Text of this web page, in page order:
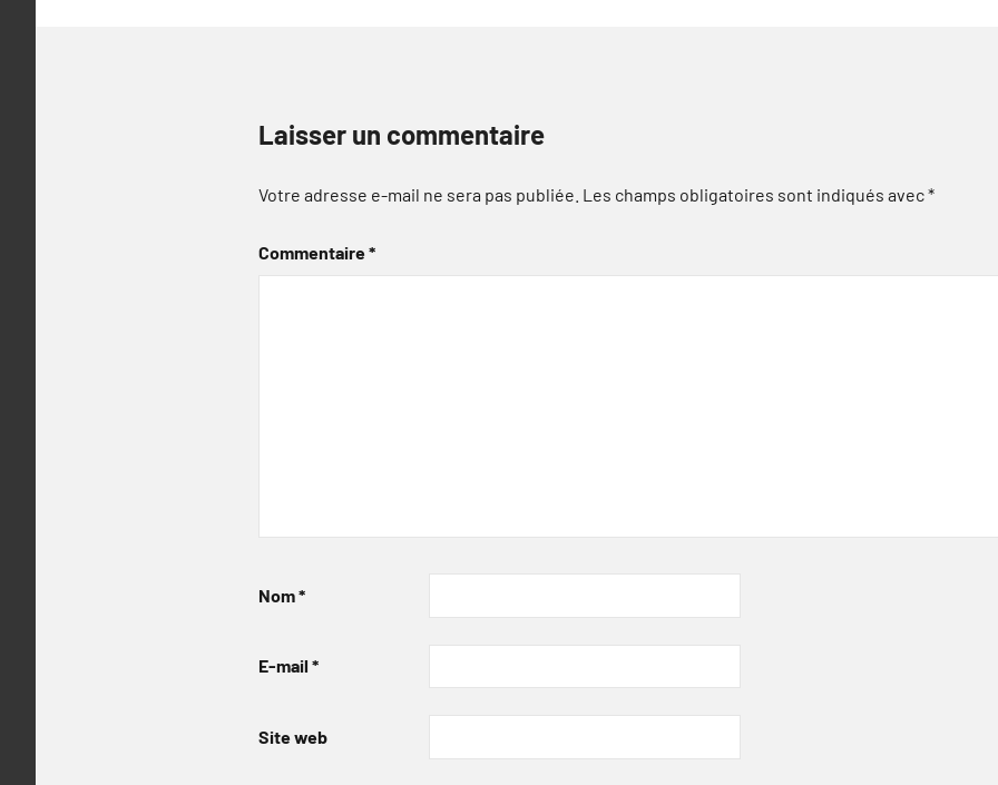
Laisser un commentaire
Votre adresse e-mail ne sera pas publiée. Les champs obligatoires sont indiqués avec*
Commentaire*
Nom*
E-mail *
Site web